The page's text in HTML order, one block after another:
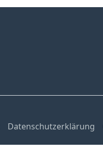
Datenschutzerklärung